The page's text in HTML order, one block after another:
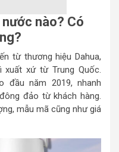
nào? Có
từ thương hiệu Dahua,
xuất xứ từ Trung Quốc.
đầu năm 2019, nhanh
đảo từ khách hàng.
mẫu mã cũng như giá